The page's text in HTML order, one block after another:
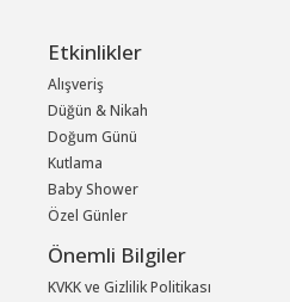
Etkinlikler
Alışveriş
Düğün & Nikah
Doğum Günü
Kutlama
Baby Shower
Özel Günler
Önemli Bilgiler
KVKK ve Gizlilik Politikası